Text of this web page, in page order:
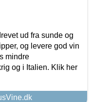
ud fra sunde og
og levere god vin
mindre
og i Italien. Klik her